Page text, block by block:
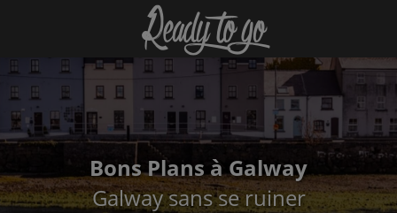
Bons Plans à Galway
Galway sans se ruiner